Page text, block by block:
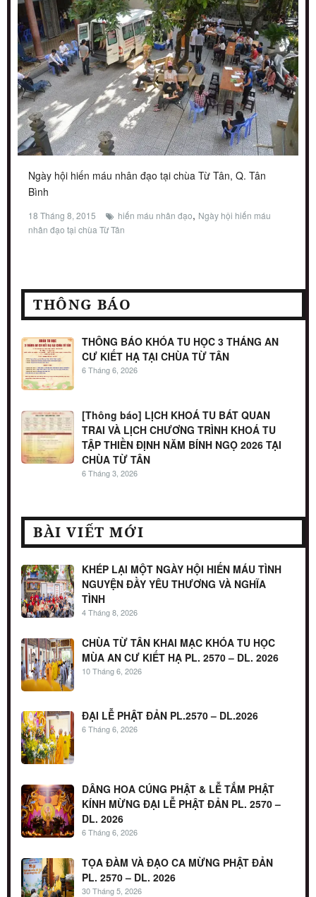
Ngày hội hiến máu nhân đạo tại chùa Từ Tân, Q. Tân
Bình
18 Tháng 8, 2015 hiến máu nhân đạo, Ngày hội hiến máu
nhân đạo tại chùa Từ Tân
THÔNG BÁO
THÔNG BÁO KHÓA TU HỌC 3 THÁNG AN
CƯ KIẾT HẠ TẠI CHÙA TỪ TÂN
6 Tháng 6, 2026
[Thông báo] LỊCH KHOÁ TU BÁT QUAN
TRAI VÀ LỊCH CHƯƠNG TRÌNH KHOÁ TU
TẬP THIỀN ĐỊNH NĂM BÍNH NGỌ 2026 TẠI
CHÙA TỪ TÂN
6 Tháng 3, 2026
BÀI VIẾT MỚI
KHÉP LẠI MỘT NGÀY HỘI HIẾN MÁU TÌNH
NGUYỆN ĐẦY YÊU THƯƠNG VÀ NGHĨA
TÌNH
4 Tháng 8, 2026
CHÙA TỪ TÂN KHAI MẠC KHÓA TU HỌC
MÙA AN CƯ KIẾT HẠ PL. 2570 – DL. 2026
10 Tháng 6, 2026
ĐẠI LỄ PHẬT ĐẢN PL.2570 – DL.2026
6 Tháng 6, 2026
DÂNG HOA CÚNG PHẬT & LỄ TẮM PHẬT
KÍNH MỪNG ĐẠI LỄ PHẬT ĐẢN PL. 2570 –
DL. 2026
6 Tháng 6, 2026
TỌA ĐÀM VÀ ĐẠO CA MỪNG PHẬT ĐẢN
PL. 2570 – DL. 2026
30 Tháng 5, 2026